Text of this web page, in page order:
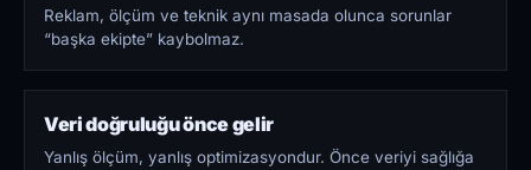
Reklam, ölçüm ve teknik aynı masada olunca sorunlar
“başka ekipte” kaybolmaz.
Veri doğruluğu önce gelir
Yanlış ölçüm, yanlış optimizasyondur. Önce veriyi sağlığa